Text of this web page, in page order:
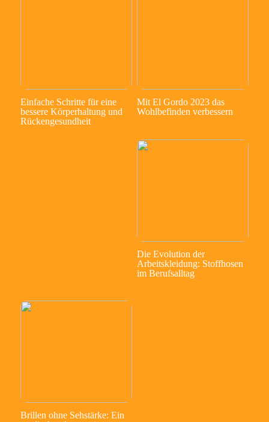
Einfache Schritte für eine
bessere Körperhaltung und
Rückengesundheit
Mit El Gordo 2023 das
Wohlbefinden verbessern
Die Evolution der
Arbeitskleidung: Stoffhosen
im Berufsalltag
Brillen ohne Sehstärke: Ein